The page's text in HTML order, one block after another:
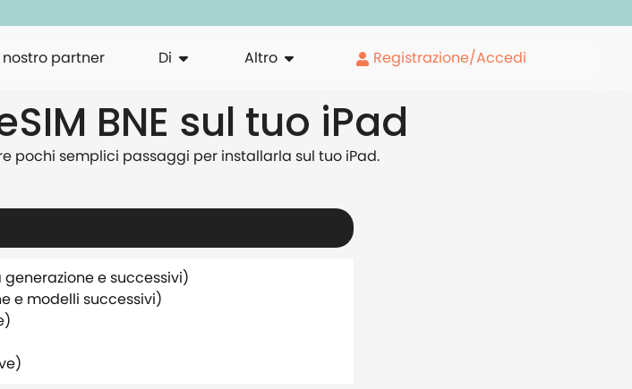
partner Di Altro Registrazione/Accedi
BNE sul tuo iPad
pochi semplici passaggi per installarla sul tuo iPad.
generazione e successivi)
e modelli successivi)